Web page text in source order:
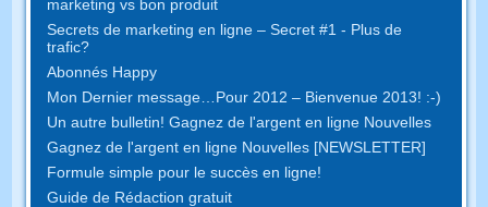
marketing vs bon produit
Secrets de marketing en ligne – Secret #1 - Plus de
trafic?
Abonnés Happy
Mon Dernier message…Pour 2012 – Bienvenue 2013! :-)
Un autre bulletin! Gagnez de l'argent en ligne Nouvelles
Gagnez de l'argent en ligne Nouvelles [NEWSLETTER]
Formule simple pour le succès en ligne!
Guide de Rédaction gratuit